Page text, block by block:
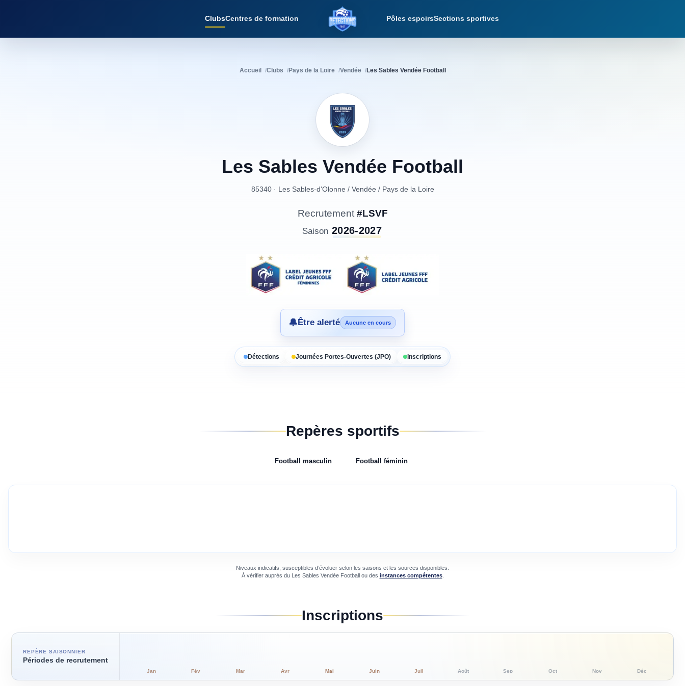
ClubsCentres de formation
Détections Foot
Pôles espoirsSections sportives
Accueil Clubs Pays de la Loire Vendée Les Sables Vendée Football
Les Sables Vendée Football
85340 · Les Sables-d'Olonne / Vendée / Pays de la Loire
Recrutement #LSVF
Saison 2026-2027
🔔Être alerté Aucune en cours
Détections Journées Portes-Ouvertes (JPO) Inscriptions
Repères sportifs
Football masculin Football féminin
Niveaux indicatifs, susceptibles d’évoluer selon les saisons et les sources disponibles.
À vérifier auprès du Les Sables Vendée Footballou des instances compétentes.
Inscriptions
REPÈRE SAISONNIER
Périodes de recrutement
Jan Fév Mar Avr Mai Juin Juil Août Sep Oct Nov Déc